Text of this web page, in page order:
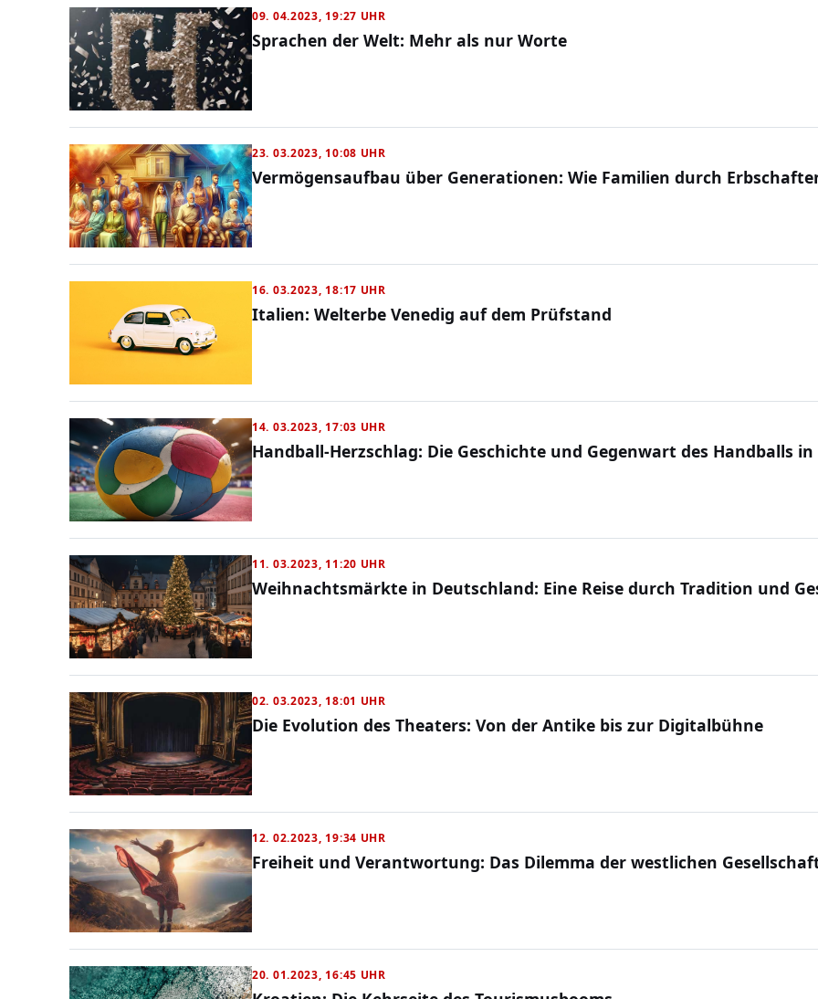
09. 04.2023, 19:27 UHR
Sprachen der Welt: Mehr als nur Worte
23. 03.2023, 10:08 UHR
Vermögensaufbau über Generationen: Wie Familien durch
16. 03.2023, 18:17 UHR
Italien: Welterbe Venedig auf dem Prüfstand
14. 03.2023, 17:03 UHR
Handball-Herzschlag: Die Geschichte und Gegenwart des Handballs
11. 03.2023, 11:20 UHR
Weihnachtsmärkte in Deutschland: Eine Reise durch Tradition und
02. 03.2023, 18:01 UHR
Die Evolution des Theaters: Von der Antike bis zur Digitalbühne
12. 02.2023, 19:34 UHR
Freiheit und Verantwortung: Das Dilemma der westlichen
20. 01.2023, 16:45 UHR